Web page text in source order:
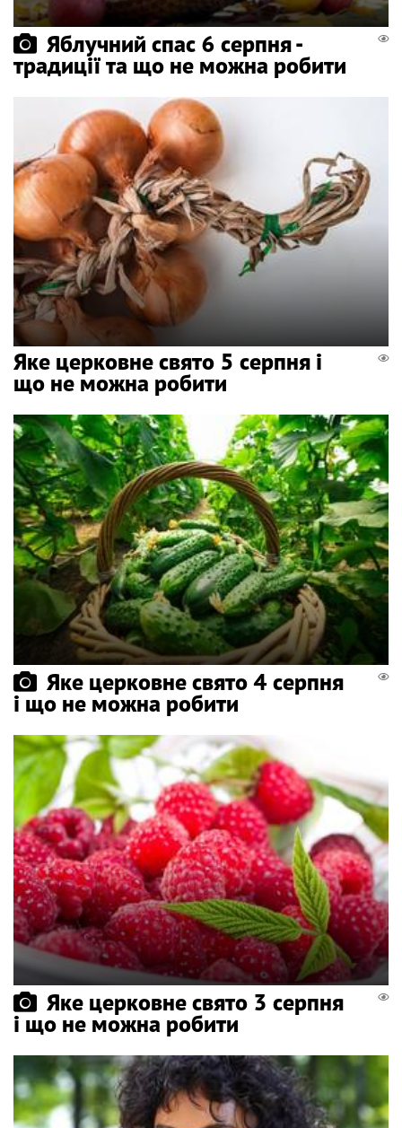
Яблучний спас 6 серпня -
традиції та що не можна робити
Яке церковне свято 5 серпня і
що не можна робити
Яке церковне свято 4 серпня
і що не можна робити
Яке церковне свято 3 серпня
і що не можна робити